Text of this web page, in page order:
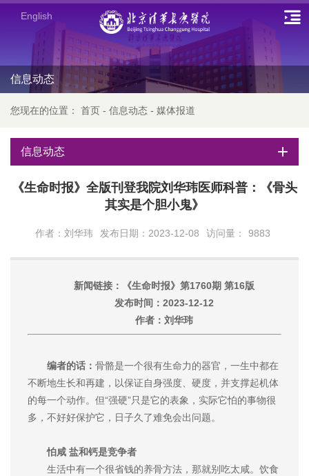
English
信息动态
您现在的位置： 首页 - 信息动态 - 媒体报道
信息动态
《生命时报》全版刊登我院刘华玮医师科普：《骨头
其实是个胆小鬼》
作者：刘华玮 发布日期：2023-12-08 访问量： 9883
新闻链接：《生命时报》第1760期 第16版
发布时间：2023-12-12
作者：刘华玮
编者的话： 骨骼是一个很有生命力的器官，一生中都在
不断地生长和再建，以保证自身强度、硬度，并支撑起机体
的每一个动作。但“强硬”只是它的表象，实际它怕的事物很
多，不好好保护它，日子久了难免会出问题。
怕咸 盐和钙是竞争者
生活中有一个很省钱的养骨方法，那就别吃太咸。饮食